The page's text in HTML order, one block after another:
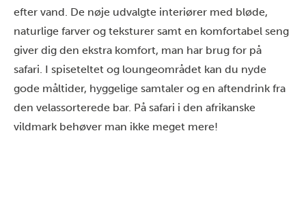
efter vand. De nøje udvalgte interiører med bløde,
naturlige farver og teksturer samt en komfortabel seng
giver dig den ekstra komfort, man har brug for på
safari. I spiseteltet og loungeområdet kan du nyde
gode måltider, hyggelige samtaler og en aftendrink fra
den velassorterede bar. På safari i den afrikanske
vildmark behøver man ikke meget mere!